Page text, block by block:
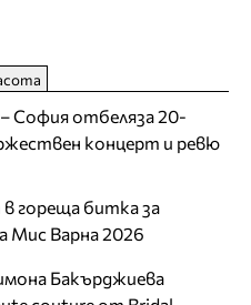
София отбеляза 20-
концерт и ревю
гореща битка за
Варна 2026
Бакърджиева